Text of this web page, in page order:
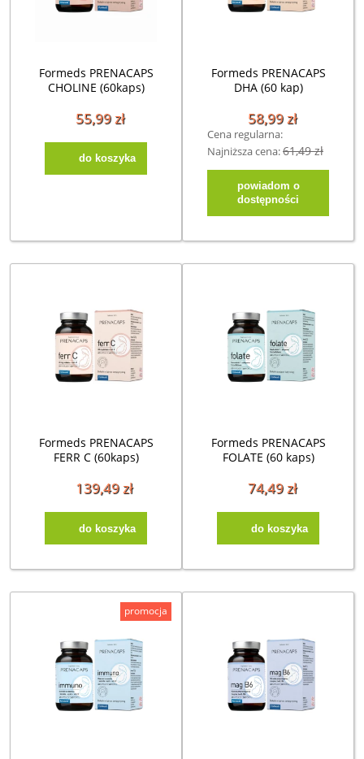
Formeds PRENACAPS
CHOLINE (60kaps)
55,99 zł
do koszyka
Formeds PRENACAPS
DHA (60 kap)
58,99 zł
Cena regularna:
Najniższa cena:61,49 zł
powiadom o
dostępności
Formeds PRENACAPS
FERR C (60kaps)
139,49 zł
do koszyka
Formeds PRENACAPS
FOLATE (60 kaps)
74,49 zł
do koszyka
promocja